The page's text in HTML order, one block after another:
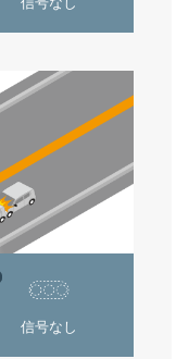
信号なし